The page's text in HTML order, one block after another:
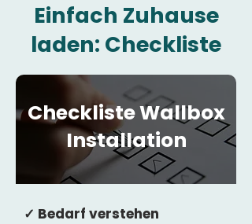
Einfach Zuhause
laden: Checkliste
Checkliste Wallbox
Installation
✓ Bedarf verstehen